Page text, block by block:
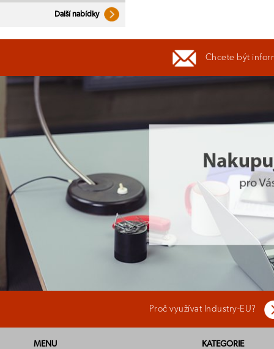
Další nabídky
Chcete být
Proč využívat Industry-EU?
MENU
KATEGORIE